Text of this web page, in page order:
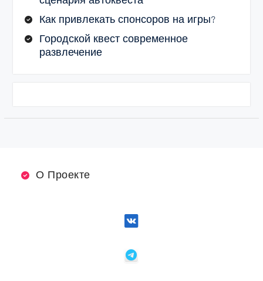
Как привлекать спонсоров на игры?
Городской квест современное
развлечение
О Проекте